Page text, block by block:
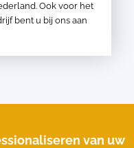
Ook voor het
bent u bij ons aan
van uw